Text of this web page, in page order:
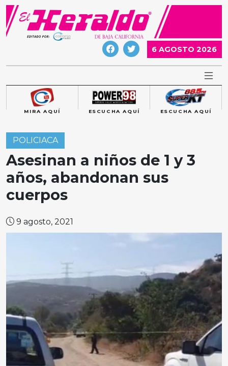
Skip
content
6 AGOSTO 2026
MIRA AQUÍ ESCUCHA AQUÍ ESCUCHA AQUÍ
POLICIACA
Asesinan a niños de 1 y 3
años, abandonan sus
cuerpos
9 agosto, 2021